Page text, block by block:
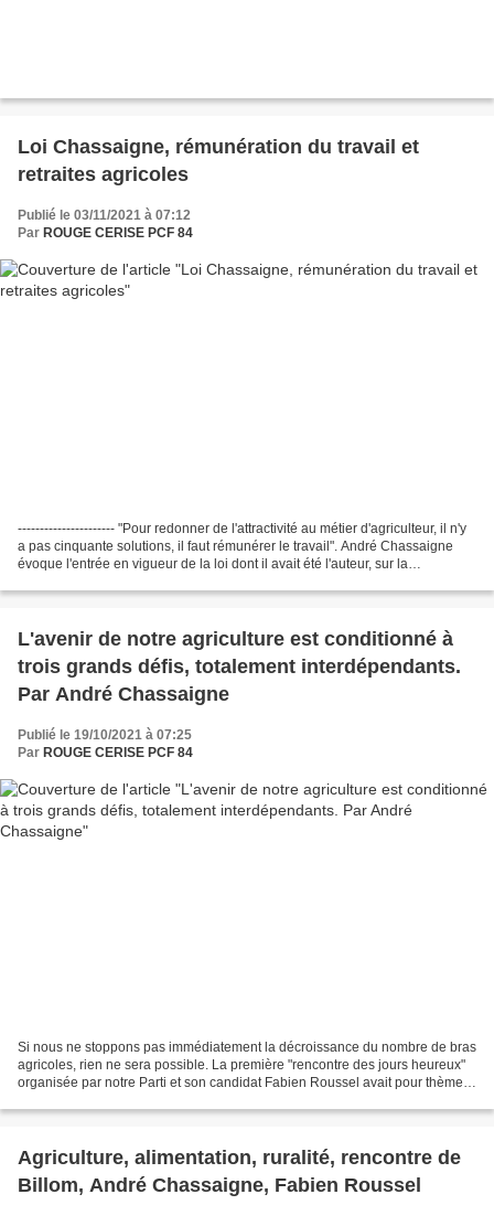
Loi Chassaigne, rémunération du travail et
retraites agricoles
Publié le 03/11/2021 à 07:12
Par ROUGE CERISE PCF 84
---------------------- "Pour redonner de l'attractivité au métier d'agriculteur, il n'y
a pas cinquante solutions, il faut rémunérer le travail". André Chassaigne
évoque l'entrée en vigueur de la loi dont il avait été l'auteur, sur la
L'avenir de notre agriculture est conditionné à
trois grands défis, totalement interdépendants.
Par André Chassaigne
Publié le 19/10/2021 à 07:25
Par ROUGE CERISE PCF 84
Si nous ne stoppons pas immédiatement la décroissance du nombre de bras
agricoles, rien ne sera possible. La première "rencontre des jours heureux"
organisée par notre Parti et son candidat Fabien Roussel avait pour thème
Agriculture, alimentation, ruralité, rencontre de
Billom, André Chassaigne, Fabien Roussel